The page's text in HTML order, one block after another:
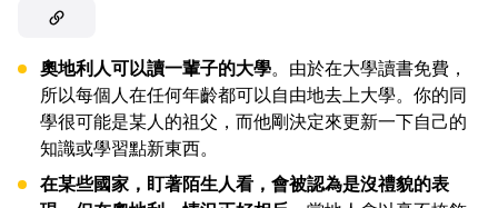
奧地利人可以讀一輩子的大學。由於在大學讀書免費，
所以每個人在任何年齡都可以自由地去上大學。你的同
學很可能是某人的祖父，而他剛決定來更新一下自己的
知識或學習點新東西。
在某些國家，盯著陌生人看，會被認為是沒禮貌的表